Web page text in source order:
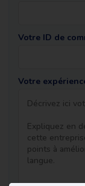
Votre ID de
Votre